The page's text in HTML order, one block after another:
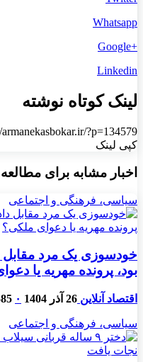
Whatsapp
+Google
Linkedin
لینک کوتاه نوشته
?p=134579
کپی لینک
اخبار مشابه برای مطالعه
سیاسی، فرهنگی و اجتماعی
خودسوزی یک مرد مقابل
بود، پرونده مهریه‌ یا
اقتصاد آنلاین 26 آذر 1404 ۰
سیاسی، فرهنگی و اجتماعی